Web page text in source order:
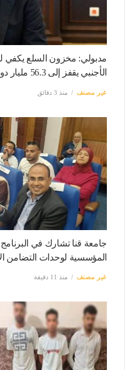
مدبولي: مخزون السلع يكفي
الأجنبي يقفز إلى 56.3 مليار دولار - المدينة برس
غير مصنف منذ 3 دقائق
جامعة قنا تشارك في البرنامج
المؤسسية لوحدات التضامن
غير مصنف منذ 11 دقيقة